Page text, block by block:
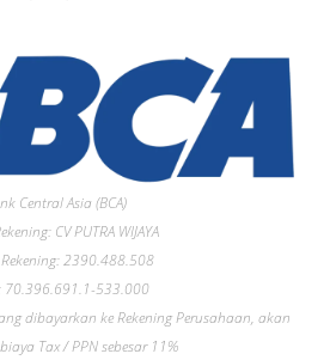
Central Asia (BCA)
CV PUTRA WIJAYA
2390.488.508
70.396.691.1-533.000
dibayarkan ke Rekening Perusahaan, akan
Tax / PPN sebesar 11%